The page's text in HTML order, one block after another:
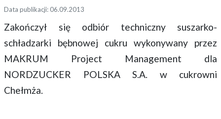
Data publikacji: 06.09.2013
Zakończył się odbiór techniczny suszarko-
schładzarki bębnowej cukru wykonywany przez
MAKRUM Project Management dla
NORDZUCKER POLSKA S.A. w cukrowni
Chełmża.